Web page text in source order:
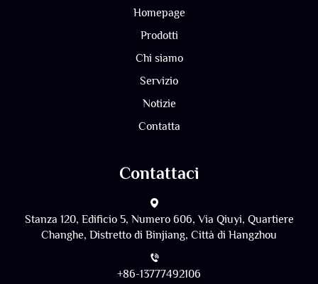
Homepage
Prodotti
Chi siamo
Servizio
Notizie
Contatta
Contattaci
Stanza 120, Edificio 5, Numero 606, Via Qiuyi, Quartiere
Changhe, Distretto di Binjiang, Città di Hangzhou
+86-13777492106